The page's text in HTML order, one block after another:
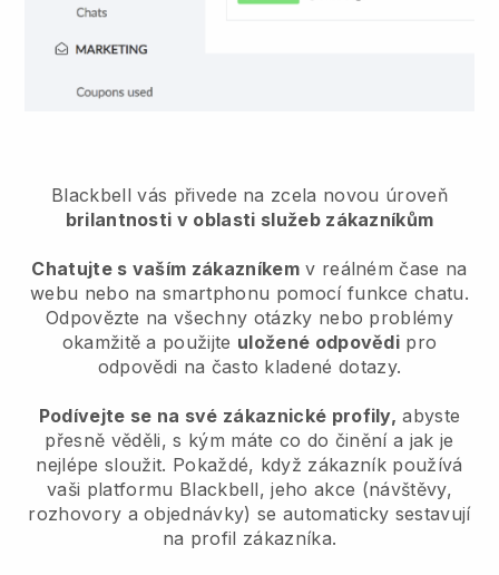
Blackbell vás přivede na zcela novou úroveň
brilantnosti v oblasti služeb zákazníkům
Chatujte s vaším zákazníkemv reálném čase na
webu nebo na smartphonu pomocí funkce chatu.
Odpovězte na všechny otázky nebo problémy
okamžitě a použijte uložené odpovědi pro
odpovědi na často kladené dotazy.
Podívejte se na své zákaznické profily, abyste
přesně věděli, s kým máte co do činění a jak je
nejlépe sloužit. Pokaždé, když zákazník používá
vaši platformu Blackbell, jeho akce (návštěvy,
rozhovory a objednávky) se automaticky sestavují
na profil zákazníka.